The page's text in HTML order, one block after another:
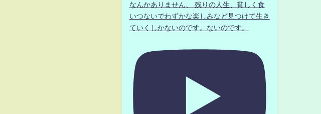
なんかありません、 残りの人生、貧しく食
いつないでわずかな楽しみなど見つけて生き
ていくしかないのです。ないのです。